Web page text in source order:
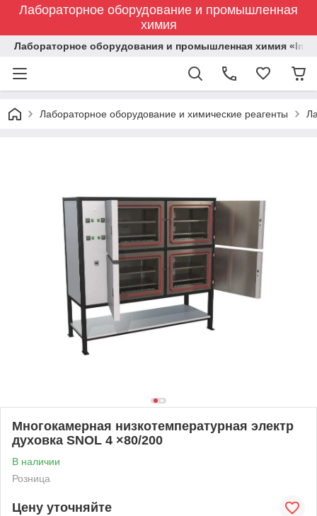
Лабораторное оборудование и промышленная
химия
Лабораторное оборудования и промышленная химия
Лабораторное оборудование и химические реагенты
Многокамерная низкотемпературная электр
духовка SNOL 4 ×80/200
В наличии
Розница
Цену уточняйте